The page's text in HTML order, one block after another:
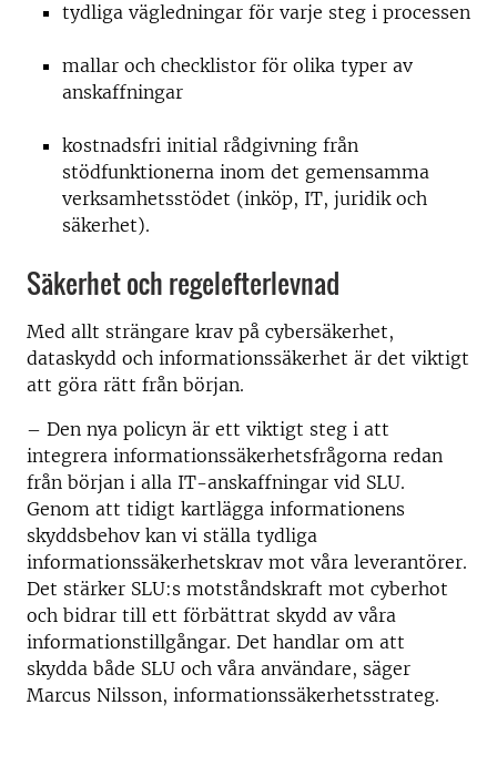
tydliga vägledningar för varje steg i processen
mallar och checklistor för olika typer av
anskaffningar
kostnadsfri initial rådgivning från
stödfunktionerna inom det gemensamma
verksamhetsstödet (inköp, IT, juridik och
säkerhet).
Säkerhet och regelefterlevnad
Med allt strängare krav på cybersäkerhet,
dataskydd och informationssäkerhet är det viktigt
att göra rätt från början.
– Den nya policyn är ett viktigt steg i att
integrera informationssäkerhetsfrågorna redan
från början i alla IT-anskaffningar vid SLU.
Genom att tidigt kartlägga informationens
skyddsbehov kan vi ställa tydliga
informationssäkerhetskrav mot våra leverantörer.
Det stärker SLU:s motståndskraft mot cyberhot
och bidrar till ett förbättrat skydd av våra
informationstillgångar. Det handlar om att
skydda både SLU och våra användare, säger
Marcus Nilsson, informationssäkerhetsstrateg.